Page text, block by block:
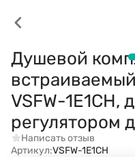
Душевой
VSFW-
регулятором
Написать отзыв
Артикул:VSFW-1E1CH